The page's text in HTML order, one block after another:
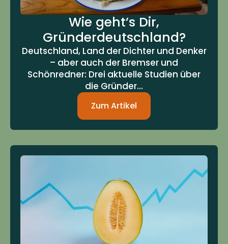
Wie geht’s Dir,
Gründerdeutschland?
Deutschland, Land der Dichter und Denker
– aber auch der Bremser und
Schönredner: Drei aktuelle Studien über
die Gründer...
Zum Artikel